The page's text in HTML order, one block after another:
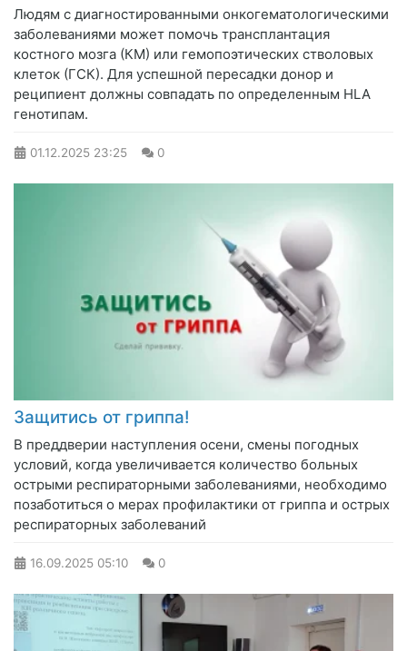
Людям с диагностированными онкогематологическими
заболеваниями может помочь трансплантация
костного мозга (КМ) или гемопоэтических стволовых
клеток (ГСК). Для успешной пересадки донор и
реципиент должны совпадать по определенным HLA
генотипам.
01.12.2025 23:25 0
Защитись от гриппа!
В преддверии наступления осени, смены погодных
условий, когда увеличивается количество больных
острыми респираторными заболеваниями, необходимо
позаботиться о мерах профилактики от гриппа и острых
респираторных заболеваний
16.09.2025 05:10 0